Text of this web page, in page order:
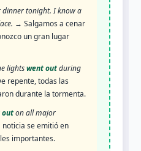
dinner tonight. I know a
→ Salgamos a cenar
un gran lugar
lightswent outduring
repente, todas las
durante la tormenta.
outon all major
noticia se emitió en
importantes.